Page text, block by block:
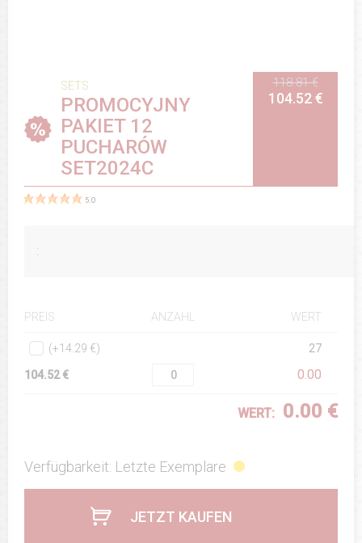
SETS
PROMOCYJNY
PAKIET 12
PUCHARÓW
SET2024C
118.81 €
104.52 €
5.0
:
PREIS ANZAHL WERT
(+14.29 €) 27
104.52 € 0.00
WERT: 0.00 €
Verfügbarkeit: Letzte Exemplare
JETZT KAUFEN